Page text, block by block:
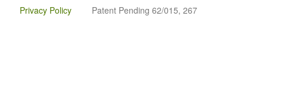
Privacy Policy Patent Pending 62/015, 267